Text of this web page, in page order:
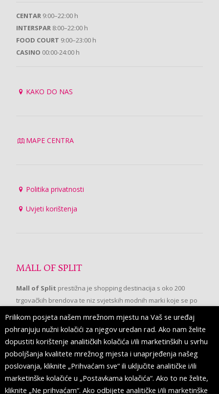
CENTAR 9:00–22:00 h
INTERSPAR 8:00–22:00 h
FOOD COURT 9:00–23:00 h
CASINO 00:00-24:00 h
KAKO DO NAS
MAPE CENTRA
Politika privatnosti
Uvjeti korištenja
MALL OF SPLIT
Mall of Split prestižna je shopping destinacija s oko 200
trgovačkih brendova te niz svjetskih modnih marki koje se po
prvi put pojavljuju u Splitu.
PRATITE NAS
Prilikom posjeta našem mrežnom mjestu na Vaš se uređaj
pohranjuju nužni kolačići za njegov uredan rad. Ako nam želite
dopustiti korištenje analitičkih kolačića i/ili marketinških u svrhu
poboljšanja kvalitete mrežnog mjesta i unaprjeđenja našeg
poslovanja, kliknite „Prihvaćam sve“ ili uključite analitičke i/ili
marketinške kolačiće u „Postavkama kolačića“. Ako to ne želite,
kliknite „Ne prihvaćam“. Ako odbijete analitičke i/ili marketinške